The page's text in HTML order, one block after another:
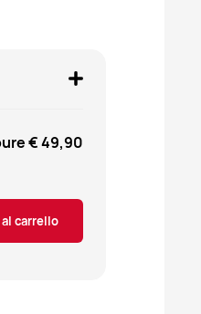
€ 49,90
carrello